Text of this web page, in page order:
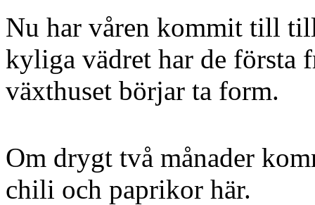
Nu har våren kommit till
kyliga vädret har de första
växthuset börjar ta form.
Om drygt två månader
chili och paprikor här.